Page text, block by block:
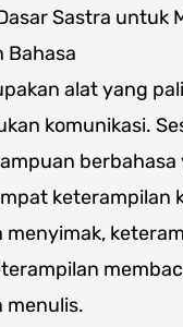
Sastra untuk
Bahasa
alat yang
komunikasi.
berbahasa
keterampilan
menyimak,
menulis.